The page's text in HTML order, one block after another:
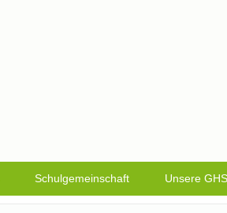
Schulgemeinschaft Unsere GHS